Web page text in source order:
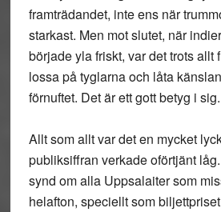
framträdandet, inte ens när
starkast. Men mot slutet, när
började yla friskt, var det trots allt
lossa på tyglarna och låta
förnuftet. Det är ett gott betyg i sig.
Allt som allt var det en mycket
publiksiffran verkade oförtjänt
synd om alla Uppsalaiter som
helafton, speciellt som